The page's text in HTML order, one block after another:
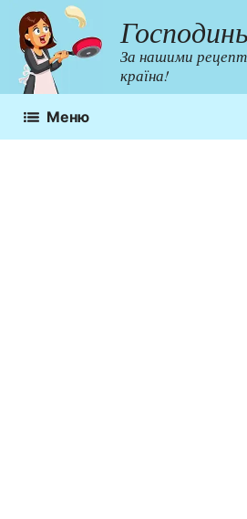
Перейти
до
контенту
За нашими
країна!
Меню